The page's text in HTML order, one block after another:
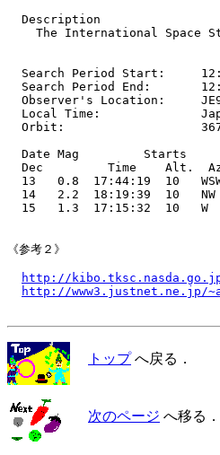
  Description
The International Space
Search Period Start:
Search Period End:
Observer's Location:
Local Time:
Orbit:
Date Mag         Starts
Dec         Time    Alt.
13   0.8  17:44:19  10
14   2.2  18:19:39  10
15   1.3  17:15:32  10   W
《参考２》
http://
http://www3.justnet.ne.jp/
トップへ戻る．
次のページ へ移る．